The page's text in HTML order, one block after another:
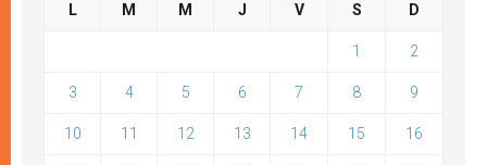
L M M J V S D
1 2
3 4 5 6 7 8 9
10 11 12 13 14 15 16